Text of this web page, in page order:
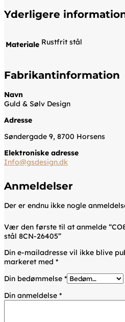
Yderligere
Materiale Rustfrit stål
Fabrikantinformation
Navn
Guld & Sølv Design
Adresse
Søndergade 9, 8700 Horsens
Elektroniske adresse
Info@gsdesign.dk
Anmeldelser
Der er endnu ikke nogle
Vær den første til at anmelde
stål 8CN-26405”
Din e-mailadresse vil ikke blive
markeret med *
Din bedømmelse *
Din anmeldelse *